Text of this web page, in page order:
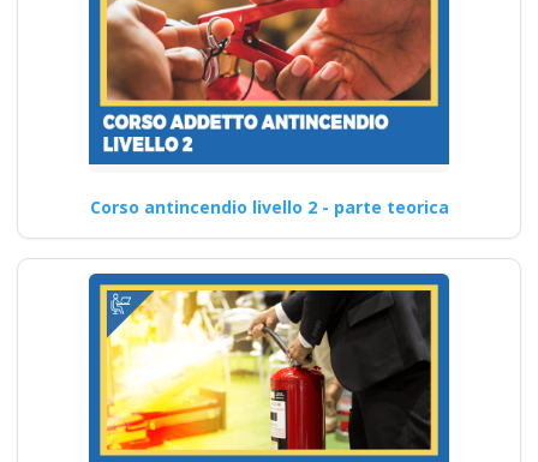
Corso antincendio livello 2 - parte teorica